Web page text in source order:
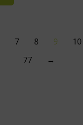
7 8 9 10
77
→